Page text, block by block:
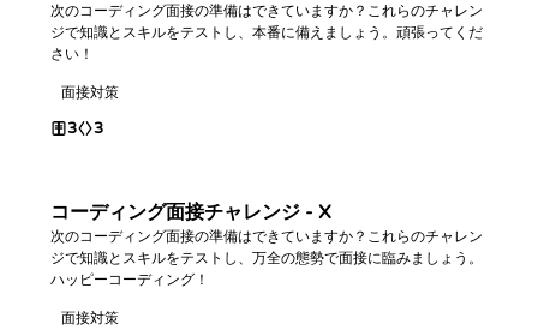
次のコーディング面接の準備はできていますか？これらのチャレン
ジで知識とスキルをテストし、本番に備えましょう。頑張ってくだ
さい！
面接対策
3 3
コーディング面接チャレンジ - X
次のコーディング面接の準備はできていますか？これらのチャレン
ジで知識とスキルをテストし、万全の態勢で面接に臨みましょう。
ハッピーコーディング！
面接対策